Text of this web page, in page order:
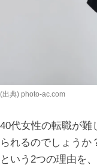
(出典) photo-ac.com
40代女性の転職が難
られるのでしょうか
という2つの理由を